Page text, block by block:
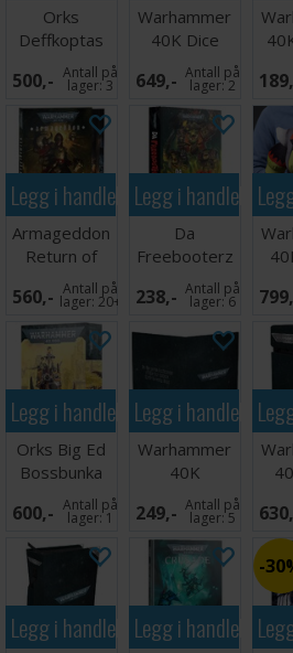
Orks
Deffkoptas
500,- Antall på
lager:3
Warhammer
40K Dice
Scroll
649,- Antall på
lager:2
Legg i handlekurven
Armageddon
Return of
Yarrick
(Slipcase)
560,- Antall på
lager: 20+
Legg i handlekurven
Da
Freebooterz
Code
(Hardback)
238,- Antall på
lager:6
Legg i handlekurven
Orks Big Ed
Bossbunka
600,- Antall på
lager:1
Legg i handlekurven
Warhammer
40K
Datasheet
Folio
249,- Antall på
lager:5
Legg i handlekurvenLegg i handlekurven